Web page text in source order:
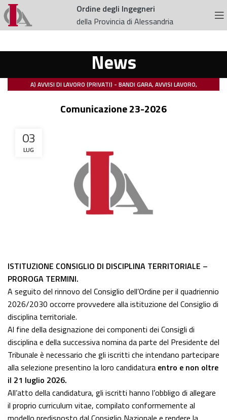
Ordine degli Ingegneri
della Provincia di Alessandria
News
A) AVVISI DI LAVORO (PRIVATI) - BANDI GARA, AVVISI LAVORO,
,C) COMUNICAZIONI DELL'ORDINE,
Comunicazione 23-2026
03
LUG
ISTITUZIONE CONSIGLIO DI DISCIPLINA TERRITORIALE –
PROROGA TERMINI.
A seguito del rinnovo del Consiglio dell’Ordine per il quadriennio
2026/2030 occorre provvedere alla istituzione del Consiglio di
disciplina territoriale.
Al fine della designazione dei componenti dei Consigli di
disciplina e della successiva nomina da parte del Presidente del
Tribunale è necessario che gli iscritti che intendano partecipare
alla selezione presentino la loro candidatura entro e non oltre
il 21 luglio 2026.
All’atto della candidatura, gli iscritti hanno l’obbligo di allegare
il proprio curriculum vitae, compilato conformemente al